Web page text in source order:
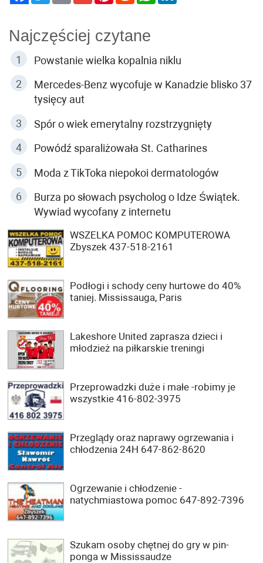
Najczęściej czytane
Powstanie wielka kopalnia niklu
Mercedes-Benz wycofuje w Kanadzie blisko 37
tysięcy aut
Spór o wiek emerytalny rozstrzygnięty
Powódź sparaliżowała St. Catharines
Moda z TikToka niepokoi dermatologów
Burza po słowach psycholog o Idze Świątek.
Wywiad wycofany z internetu
WSZELKA POMOC KOMPUTEROWA
Zbyszek 437-518-2161
Podłogi i schody ceny hurtowe do 40%
taniej. Mississauga, Paris
Lakeshore United zaprasza dzieci i
młodzież na piłkarskie treningi
Przeprowadzki duże i małe -robimy je
wszystkie 416-802-3975
Przeglądy oraz naprawy ogrzewania i
chłodzenia 24H 647-862-8620
Ogrzewanie i chłodzenie -
natychmiastowa pomoc 647-892-7396
Szukam osoby chętnej do gry w pin-
ponga w Mississaudze